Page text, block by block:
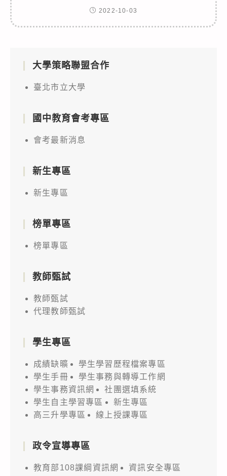
2022-10-03
大學策略聯盟合作
臺北市立大學
國中教育會考專區
會考最新消息
新生專區
新生專區
榜單專區
榜單專區
教師甄試
教師甄試
代理教師甄試
學生專區
成績缺曠
學生學習歷程檔案專區
學生手冊
學生事務與轉導工作網
學生事務資訊網
社團選填系統
學生自主學習專區
新生專區
高三升學專區
線上授課專區
政令宣導專區
教育部108課綱資訊網
資訊安全專區